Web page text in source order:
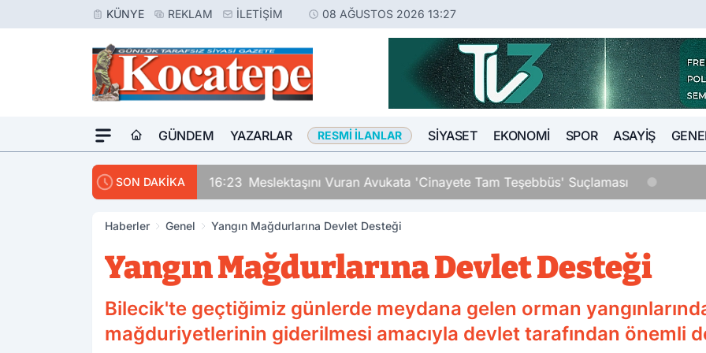
KÜNYE REKLAM İLETIŞIM 08 AĞUSTOS 2026 13:27
GÜNDEM YAZARLAR RESMI İLANLAR SIYASET EKONOMI SPOR ASAYIŞ
SON DAKİKA 16:23 Meslektaşını Vuran Avukata 'Cinayete Tam Teşebbüs' Suçlaması
Haberler Genel Yangın Mağdurlarına Devlet Desteği
Yangın Mağdurlarına Devlet Desteği
Bilecik'te geçtiğimiz günlerde meydana gelen orman
mağduriyetlerinin giderilmesi amacıyla devlet tarafından önemli